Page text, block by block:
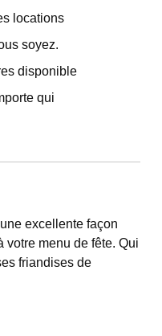
locations
soyez.
disponible
qui
excellente façon
votre menu de fête. Qui
friandises de